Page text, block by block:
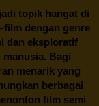
topik hangat di
film dengan genre
dan eksploratif
Bagi
menarik yang
berbagai
film semi